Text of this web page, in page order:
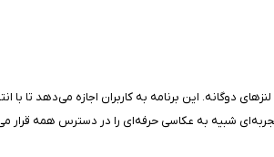
دوگانه. این برنامه به کاربران اجازه می‌دهد